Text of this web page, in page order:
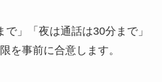
で」「夜は通話は30分まで」
を事前に合意します。